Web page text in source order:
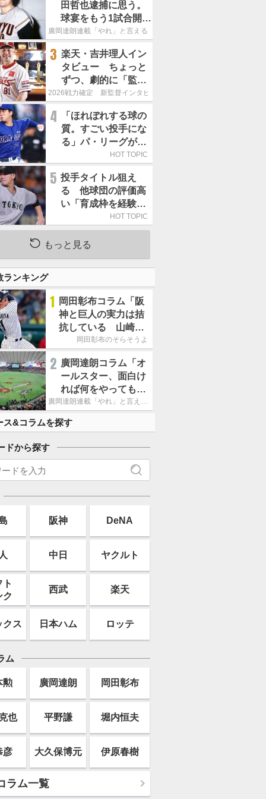
田哲也逮捕に思う。
球宴をもう1試合開催
でOB救済を」
廣岡達朗連載「やれ」と言える信念
3 楽天・吉井理人イン
タビュー ちょっと
ずつ、劇的に「監督
が代わると何もかも
は、チームにとって
良くないことなんで
す」
2026戦力確定 新監督インタビュー
4
「ほれぼれする球の
質。すごい投手にな
る」パ・リーグが驚
いた「中日の左腕」
HOT TOPIC
5 投手タイトル狙え
る 他球団の評価高
い「育成枠を経験し
た巨人の左腕」は
HOT TOPIC
もっと見る
ランキング
1
岡田彰布コラム「阪
神と巨人の実力は拮
抗している 山崎、
小笠原の存在は大き
岡田彰布のそらそうよ
2 廣岡達朗コラム「オ
ールスター、面白け
れば何をやってもい
いという発想は大間廣岡達朗連載「やれ」と言える信念
ス&コラムを探す
ドから探す
阪神 DeNA
中日 ヤクルト
ト
ク
西武 楽天
クス 日本ハム ロッテ
ム
勲 廣岡達朗 岡田彰布
也 平野謙 堀内恒夫
彦 大久保博元 伊原春樹
ラム一覧